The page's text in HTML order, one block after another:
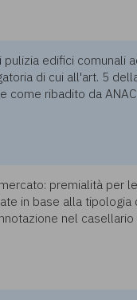
edifici comunali
di cui all'art. 5
ribadito da
premialità per
in base alla tipologia
nel casellario